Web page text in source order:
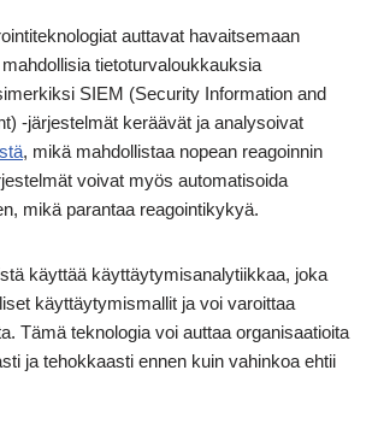
auttavat havaitsemaan
tietoturvaloukkauksia
SIEM (Security Information and
-järjestelmät keräävät ja analysoivat
, mikä mahdollistaa nopean reagoinnin
voivat myös automatisoida
mikä parantaa reagointikykyä.
käyttää käyttäytymisanalytiikkaa, joka
käyttäytymismallit ja voi varoittaa
Tämä teknologia voi auttaa organisaatioita
ja tehokkaasti ennen kuin vahinkoa ehtii